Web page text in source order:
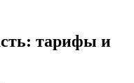
тарифы и